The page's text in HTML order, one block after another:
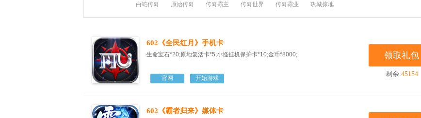
白蛇传奇 原始传奇 传奇霸主 传奇世界 传奇霸业 攻城掠地
602《全民红月》手机卡
生命宝石*20;原地复活卡*5;小怪挂机保护卡*10;金币*8000;
官网 开始游戏
领取礼包
剩余:45154
602《霸者归来》媒体卡